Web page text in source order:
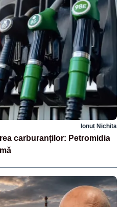
Ionuț Nichita
carburanților: Petromidia